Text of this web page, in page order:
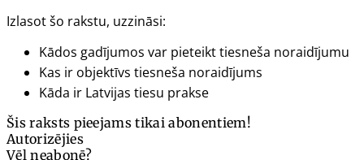
Izlasot šo rakstu, uzzināsi:
Kādos gadījumos var pieteikt tiesneša noraidījumu
Kas ir objektīvs tiesneša noraidījums
Kāda ir Latvijas tiesu prakse
Šis raksts pieejams tikai abonentiem!
Autorizējies
Vēl neabonē?